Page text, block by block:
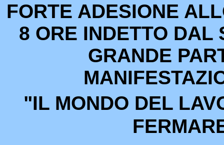
FORTE ADESIONE
8 ORE INDETTO DAL
GRANDE
"IL MONDO DEL